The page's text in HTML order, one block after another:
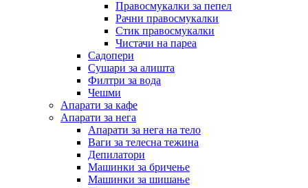
Правосмукалки за пепел
Рачни правосмукалки
Стик правосмукалки
Чистачи на пареа
Садопери
Сушари за алишта
Филтри за вода
Чешми
Апарати за кафе
Апарати за нега
Апарати за нега на тело
Ваги за телесна тежина
Депилатори
Машинки за бричење
Машинки за шишање